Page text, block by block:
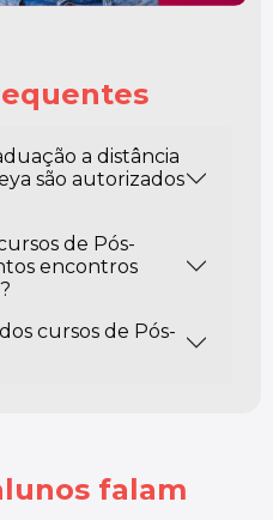
a distância
são autorizados
de Pós-
encontros
cursos de Pós-
falam